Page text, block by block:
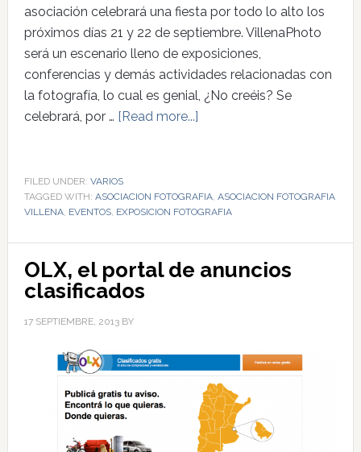
asociación celebrará una fiesta por todo lo alto los
próximos días 21 y 22 de septiembre. VillenaPhoto
será un escenario lleno de exposiciones,
conferencias y demás actividades relacionadas con
la fotografía, lo cual es genial, ¿No creéis? Se
celebrará, por … [Read more...]
FILED UNDER: VARIOS
TAGGED WITH: ASOCIACION FOTOGRAFIA, ASOCIACION FOTOGRAFIA
VILLENA, EVENTOS, EXPOSICION FOTOGRAFIA
OLX, el portal de anuncios
clasificados
17 SEPTIEMBRE, 2013BY